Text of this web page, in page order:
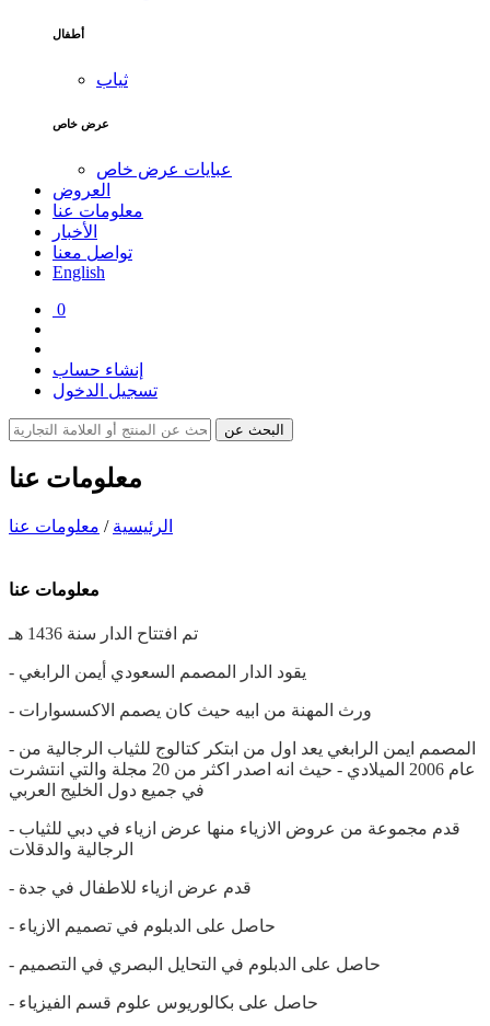
أطفال
ثياب
عرض خاص
عبايات عرض خاص
العروض
معلومات عنا
الأخبار
تواصل معنا
English
0
إنشاء حساب
تسجيل الدخول
البحث عن
معلومات عنا
الرئيسية / معلومات عنا
معلومات عنا
- المصمم ايمن الرابغي يعد اول من ابتكر كتالوج للثياب الرجالية من
عام 2006 الميلادي - حيث انه اصدر اكثر من 20 مجلة والتي انتشرت
- قدم مجموعة من عروض الازياء منها عرض ازياء في دبي للثياب